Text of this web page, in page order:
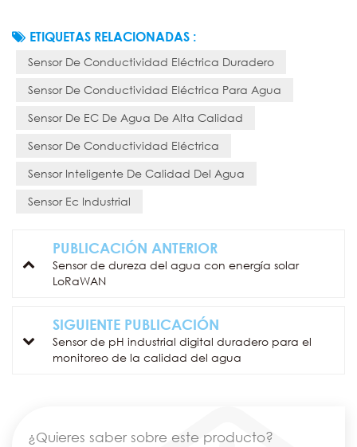
ETIQUETAS RELACIONADAS :
Sensor De Conductividad Eléctrica Duradero
Sensor De Conductividad Eléctrica Para Agua
Sensor De EC De Agua De Alta Calidad
Sensor De Conductividad Eléctrica
Sensor Inteligente De Calidad Del Agua
Sensor Ec Industrial
PUBLICACIÓN ANTERIOR
Sensor de dureza del agua con energía solar
LoRaWAN
SIGUIENTE PUBLICACIÓN
Sensor de pH industrial digital duradero para el
monitoreo de la calidad del agua
¿Quieres saber sobre este producto?